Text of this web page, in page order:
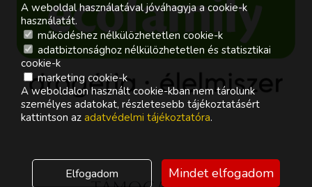
A weboldal használatával jóváhagyja a cookie-k
használatát.
működéshez nélkülözhetetlen cookie-k
adatbiztonsághoz nélkülözhetetlen és statisztikai
cookie-k
marketing cookie-k
A weboldalon használt cookie-kban nem tárolunk
személyes adatokat, részletesebb tájékoztatásért
kattintson az adatvédelmi tájékoztatóra.
Elfogadom Mindet elfogadom